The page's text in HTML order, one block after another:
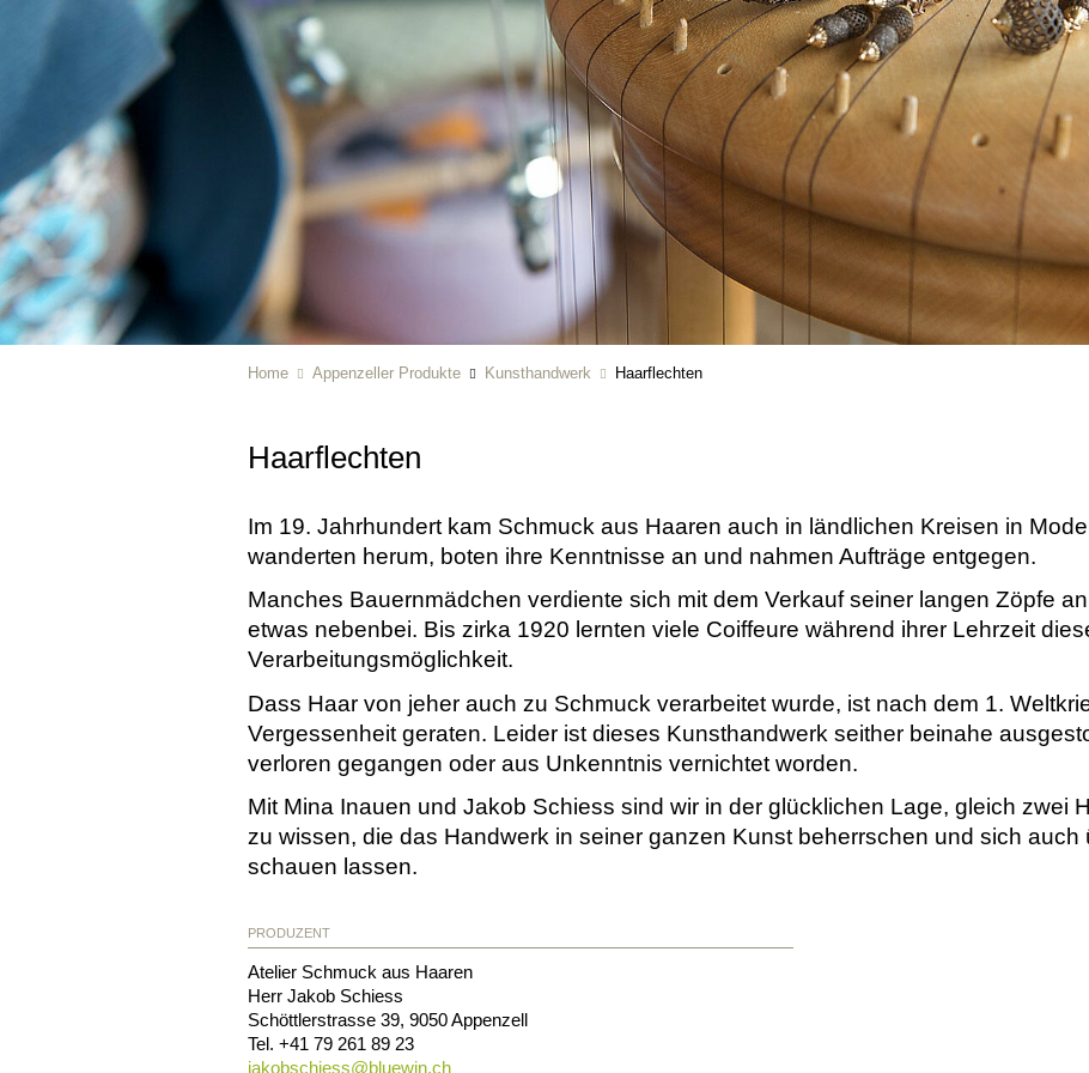
Home Appenzeller Produkte Kunsthandwerk Haarflechten
Haarflechten
Im 19. Jahrhundert kam Schmuck aus Haaren auch in ländlichen Kreisen in
wanderten herum, boten ihre Kenntnisse an und nahmen Aufträge entgegen.
Manches Bauernmädchen verdiente sich mit dem Verkauf seiner langen Zöpfe
etwas nebenbei. Bis zirka 1920 lernten viele Coiffeure während ihrer Lehrzeit
Verarbeitungsmöglichkeit.
Dass Haar von jeher auch zu Schmuck verarbeitet wurde, ist nach dem 1.
Vergessenheit geraten. Leider ist dieses Kunsthandwerk seither beinahe
verloren gegangen oder aus Unkenntnis vernichtet worden.
Mit Mina Inauen und Jakob Schiess sind wir in der glücklichen Lage, gleich zwei
zu wissen, die das Handwerk in seiner ganzen Kunst beherrschen und sich auch
schauen lassen.
PRODUZENT
Atelier Schmuck aus Haaren
Herr Jakob Schiess
Schöttlerstrasse 39, 9050Appenzell
Tel. +41 79 261 89 23
jakobschiess@bluewin.ch